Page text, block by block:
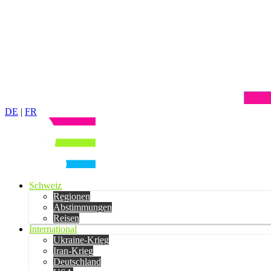
DE | FR
Schweiz
Regionen
Abstimmungen
Reisen
International
Ukraine-Krieg
Iran-Krieg
Deutschland